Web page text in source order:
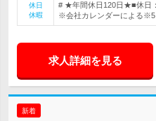
休日
休暇
# ★年間休日120日★■休日
※会社カレンダーによる※5
求人詳細を見る
新着